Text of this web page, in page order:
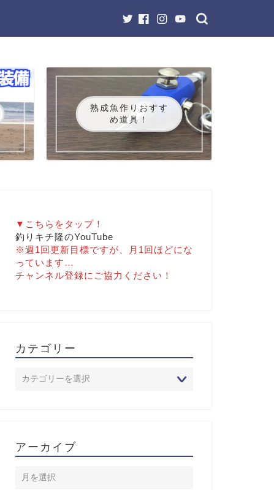
熟成魚作りおすす
め道具！
▼こちらをタップ！
釣りキチ隆のYouTube
※週1回更新目標ですが、月1回ほどにな
っています…
チャンネル登録にご協力ください！
カテゴリー
アーカイブ